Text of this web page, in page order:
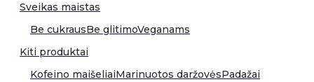
Sveikas maistas
Be cukrausBe glitimoVeganams
Kiti produktai
Kofeino maišeliaiMarinuotos daržovėsPadažai